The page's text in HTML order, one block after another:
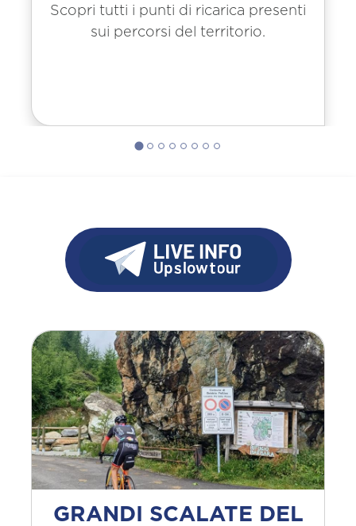
Scopri tutti i punti di ricarica presenti
sui percorsi del territorio.
GRANDI SCALATE DEL